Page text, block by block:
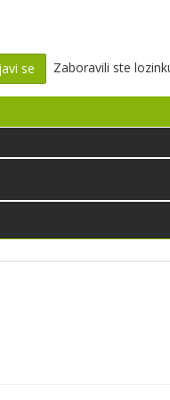
se Zaboravili ste